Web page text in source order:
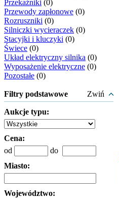
Przekaźniki (0)
Przewody zapłonowe (0)
Rozruszniki (0)
Silniczki wycieraczek (0)
Stacyjki i kluczyki (0)
Świece (0)
Układ elektryczny silnika (0)
Wyposażenie elektryczne (0)
Pozostałe (0)
Filtry podstawowe Zwiń
Aukcje typu:
Cena:
od
do
Miasto:
Województwo: